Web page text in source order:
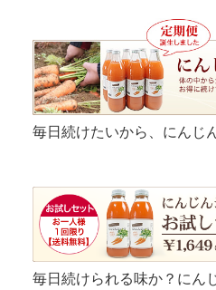
毎日続けたいから、にんじ
毎日続けられる味か？にん